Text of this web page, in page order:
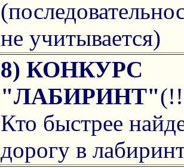
не учитывается)
8) КОНКУРС
"ЛАБИРИНТ"
Кто быстрее
дорогу в